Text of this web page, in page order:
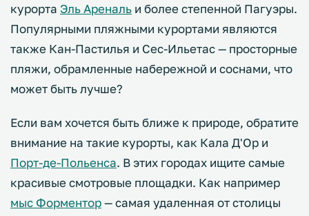
курорта Эль Ареналь и более степенной Пагуэры.
Популярными пляжными курортами являются
также Кан-Пастилья и Сес-Ильетас — просторные
пляжи, обрамленные набережной и соснами, что
может быть лучше?
Если вам хочется быть ближе к природе, обратите
внимание на такие курорты, как Кала Д'Ор и
Порт-де-Польенса. В этих городах ищите самые
красивые смотровые площадки. Как например
мыс Форментор— самая удаленная от столицы